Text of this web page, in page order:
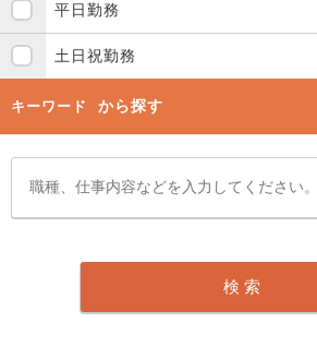
平日勤務
土日祝勤務
キーワード から探す